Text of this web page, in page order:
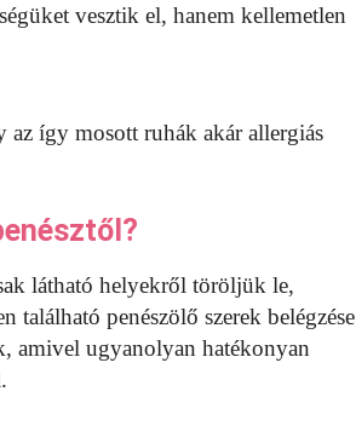
vesztik el, hanem kellemetlen
az így mosott ruhák akár allergiás
látható helyekről töröljük le,
található penészölő szerek belégzése
amivel ugyanolyan hatékonyan